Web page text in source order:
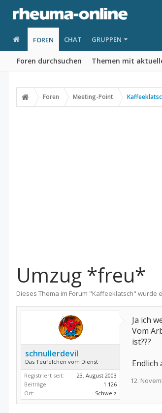
FOREN
Foren durchsuchen Themen mit
CHAT GRUPPEN
Foren Meeting-Point
Umzug *freu*
Dieses Thema im Forum "Kaffeeklatsch" wurde
schnullerdevil
Das Teufelchen vom Dienst
Registriert seit:
23. August 2003
Beiträge:
1.126
Ort:
Schweiz
Ja ich
Vom
ist???
Endlich
12.